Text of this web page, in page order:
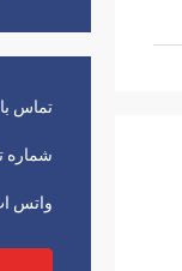
تماس
شماره
واتس